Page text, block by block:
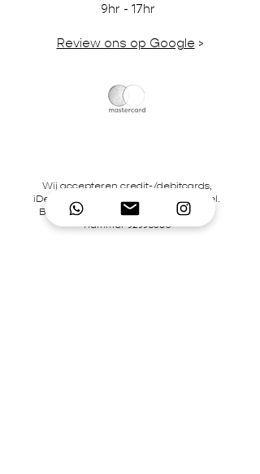
9hr - 17hr
Review ons op Google >
Wij accepteren credit-/debitcards,
iDeal en pinbetalingen in onze winkel.
BTW-nummer NL866242867B01 | KvK-
nummer92995306